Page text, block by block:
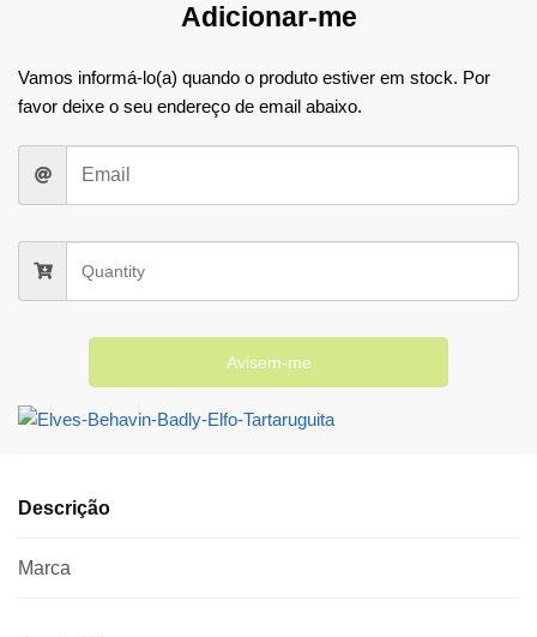
Adicionar-me
Vamos informá-lo(a) quando o produto estiver em stock. Por
favor deixe o seu endereço de email abaixo.
Avisem-me
Descrição
Marca